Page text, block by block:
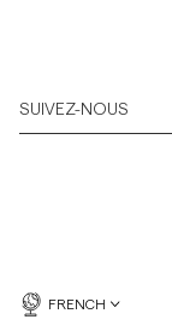
SUIVEZ-NOUS
FRENCH